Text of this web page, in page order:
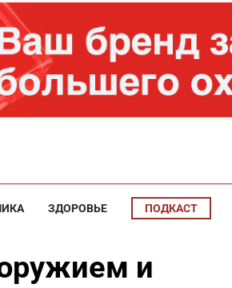
ЗДОРОВЬЕ ПОДКАСТ
и